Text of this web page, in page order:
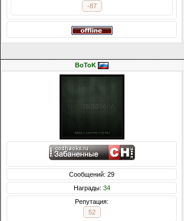
-87
BoToK
Сообщений: 29
Награды: 34
Репутация:
52